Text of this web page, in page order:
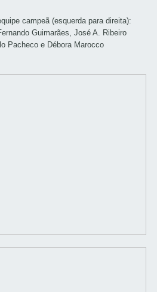
campeã (esquerda para direita):
Guimarães, José A. Ribeiro
Pacheco e Débora Marocco